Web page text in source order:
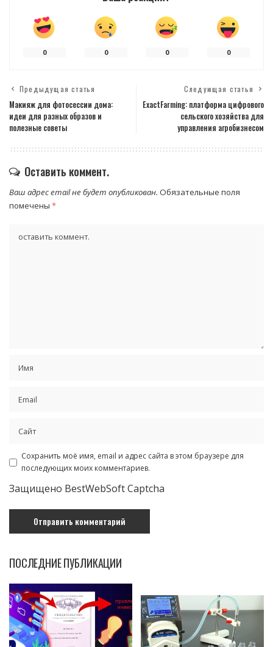
0 0 0 0
Предыдущая статья
Макияж для фотосессии дома:
идеи для разных образов и
полезные советы
Следующая статья
ExactFarming: платформа цифрового
сельского хозяйства для
управления агробизнесом
Оставить коммент.
Ваш адрес email не будет опубликован. Обязательные поля
помечены *
Сохранить моё имя, email и адрес сайта в этом браузере для
последующих моих комментариев.
Защищено BestWebSoft Captcha
ПОСЛЕДНИЕ ПУБЛИКАЦИИ